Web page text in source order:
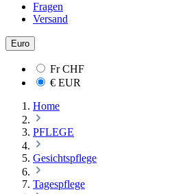
Fragen
Versand
Euro
FrCHF
€ EUR
Home
PFLEGE
Gesichtspflege
Tagespflege